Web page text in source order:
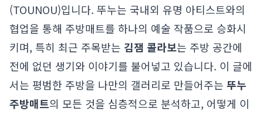
(TOUNOU)입니다. 뚜누는 국내외 유명 아티스트와의
협업을 통해 주방매트를 하나의 예술 작품으로 승화시
키며, 특히 최근 주목받는 김잼 콜라보는 주방 공간에
전에 없던 생기와 이야기를 불어넣고 있습니다. 이 글에
서는 평범한 주방을 나만의 갤러리로 만들어주는 뚜누
주방매트의 모든 것을 심층적으로 분석하고, 어떻게 이